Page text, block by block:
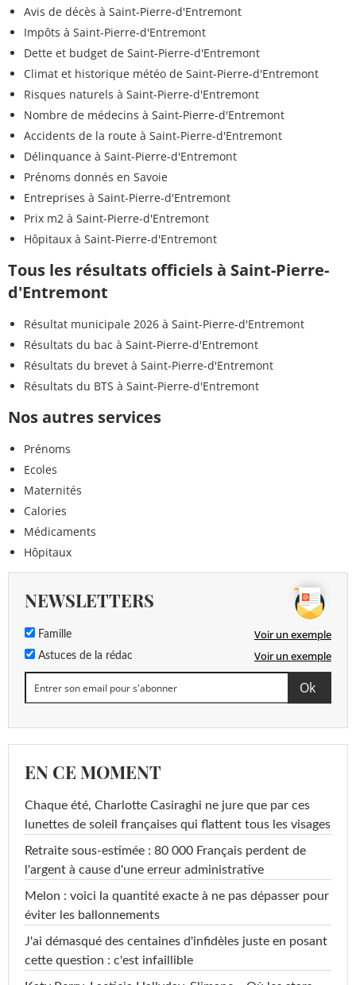
Avis de décès à Saint-Pierre-d'Entremont
Impôts à Saint-Pierre-d'Entremont
Dette et budget de Saint-Pierre-d'Entremont
Climat et historique météo de Saint-Pierre-d'Entremont
Risques naturels à Saint-Pierre-d'Entremont
Nombre de médecins à Saint-Pierre-d'Entremont
Accidents de la route à Saint-Pierre-d'Entremont
Délinquance à Saint-Pierre-d'Entremont
Prénoms donnés en Savoie
Entreprises à Saint-Pierre-d'Entremont
Prix m2 à Saint-Pierre-d'Entremont
Hôpitaux à Saint-Pierre-d'Entremont
Tous les résultats officiels à Saint-Pierre-
d'Entremont
Résultat municipale 2026 à Saint-Pierre-d'Entremont
Résultats du bac à Saint-Pierre-d'Entremont
Résultats du brevet à Saint-Pierre-d'Entremont
Résultats du BTS à Saint-Pierre-d'Entremont
Nos autres services
Prénoms
Ecoles
Maternités
Calories
Médicaments
Hôpitaux
NEWSLETTERS
Famille Voir un exemple
Astuces de la rédac Voir un exemple
EN CE MOMENT
Chaque été, Charlotte Casiraghi ne jure que par ces
lunettes de soleil françaises qui flattent tous les visages
Retraite sous-estimée : 80 000 Français perdent de
l'argent à cause d'une erreur administrative
Melon : voici la quantité exacte à ne pas dépasser pour
éviter les ballonnements
J'ai démasqué des centaines d'infidèles juste en posant
cette question : c'est infaillible